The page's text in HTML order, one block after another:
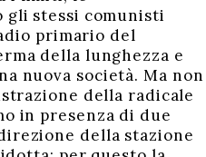
gli stessi comunisti
primario del
della lunghezza e
nuova società. Ma non
della radicale
in presenza di due
della stazione